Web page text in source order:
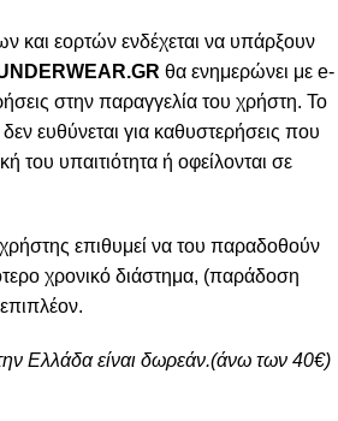
και εορτών ενδέχεται να υπάρξουν
θα ενημερώνει με e-
στην παραγγελία του χρήστη. Το
δεν ευθύνεται για καθυστερήσεις που
του υπαιτιότητα ή οφείλονται σε
επιθυμεί να του παραδοθούν
χρονικό διάστημα, (παράδοση
Ελλάδα είναι δωρεάν.(άνω των 40€)